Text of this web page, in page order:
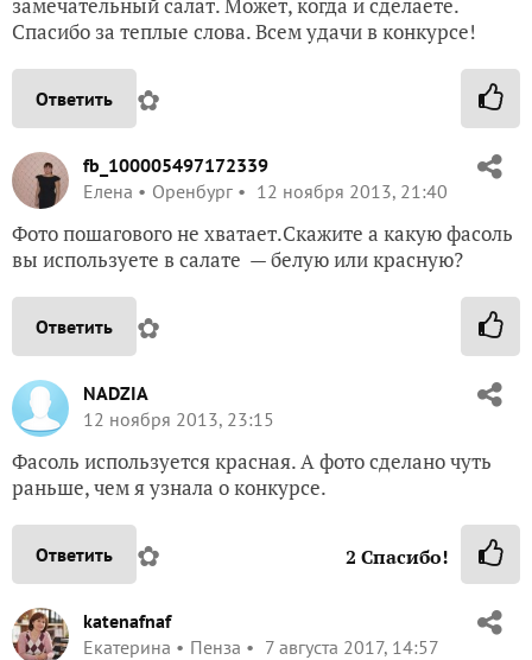
Спасибо за теплые слова. Всем удачи в конкурсе!
Ответить ✿
fb_100005497172339
Елена
Оренбург 12 ноября 2013, 21:40
Фото пошагового не хватает.Скажите а какую фасоль
вы используете в салате — белую или красную?
Ответить ✿
NADZIA
12 ноября 2013, 23:15
Фасоль используется красная. А фото сделано чуть
раньше, чем я узнала о конкурсе.
Ответить ✿ 2 Спасибо!
katenafnaf
Екатерина
Пенза 7 августа 2017, 14:57